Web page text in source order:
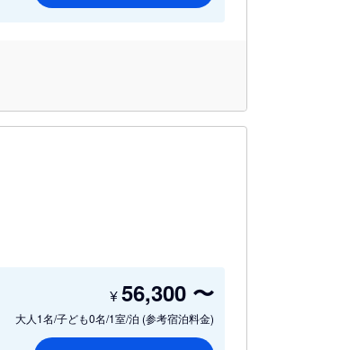
大人1名/子ども0名/1室/泊 (参考宿泊料金)
¥56,300 〜